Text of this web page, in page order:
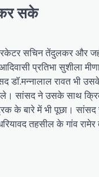
कर सके
सचिन तेंदुलकर और
प्रतिभा सुशीला
डॉ.मन्नालाल रावत भी
सांसद ने उसके साथ
के बारे में भी पूछा। सांसद
तहसील के गांव रामेर